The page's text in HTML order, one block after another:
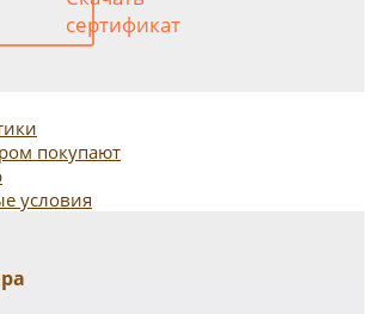
покупают
условия